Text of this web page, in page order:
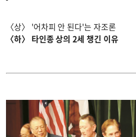
〈상〉 '어차피 안 된다'는 자조론
〈하〉 타인종 상의 2세 챙긴 이유